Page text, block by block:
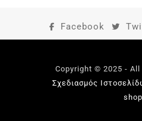
Facebook
Copyright © 2025 - All
Σχεδιασμός
shop